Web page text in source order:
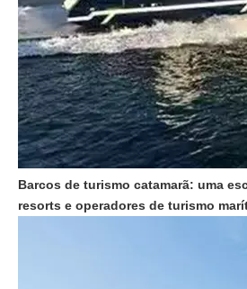
Barcos de turismo catamarã: uma
resorts e operadores de turismo